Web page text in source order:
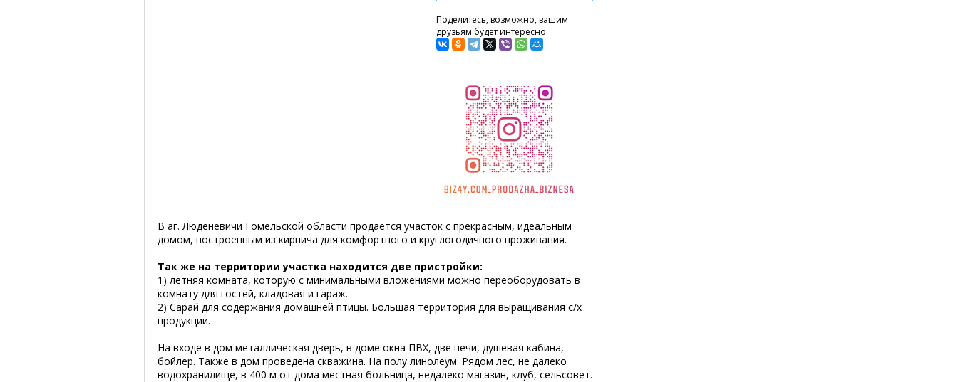
Поделитесь, возможно, вашим
друзьям будет интересно:
В аг. Люденевичи Гомельской области продается участок с прекрасным, идеальным
домом, построенным из кирпича для комфортного и круглогодичного проживания.
Так же на территории участка находится две пристройки:
1) летняя комната, которую с минимальными вложениями можно переоборудовать в
комнату для гостей, кладовая и гараж.
2) Сарай для содержания домашней птицы. Большая территория для выращивания с/х
продукции.
На входе в дом металлическая дверь, в доме окна ПВХ, две печи, душевая кабина,
бойлер. Также в дом проведена скважина. На полу линолеум. Рядом лес, не далеко
водохранилище, в 400 м от дома местная больница, недалеко магазин, клуб, сельсовет.